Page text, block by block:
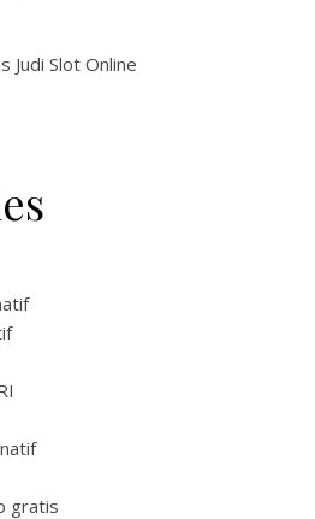
Panduan Lengkap untuk
Judi Slot Online
gratis